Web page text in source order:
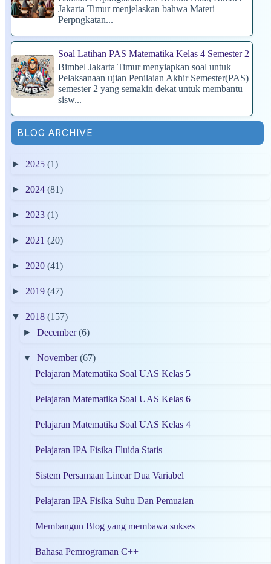
Jakarta Timur menjelaskan bahwa Materi
Perpngkatan...
Soal Latihan PAS Matematika Kelas 4 Semester 2
Bimbel Jakarta Timur menyiapkan soal untuk
Pelaksanaan ujian Penilaian Akhir Semester(PAS)
semester 2 yang semakin dekat untuk membantu
sisw...
BLOG ARCHIVE
► 2025 (1)
► 2024 (81)
► 2023 (1)
► 2021 (20)
► 2020 (41)
► 2019 (47)
▼ 2018 (157)
►December(6)
▼November(67)
Pelajaran Matematika Soal UAS Kelas 5
Pelajaran Matematika Soal UAS Kelas 6
Pelajaran Matematika Soal UAS Kelas 4
Pelajaran IPA Fisika Fluida Statis
Sistem Persamaan Linear Dua Variabel
Pelajaran IPA Fisika Suhu Dan Pemuaian
Membangun Blog yang membawa sukses
Bahasa Pemrograman C++